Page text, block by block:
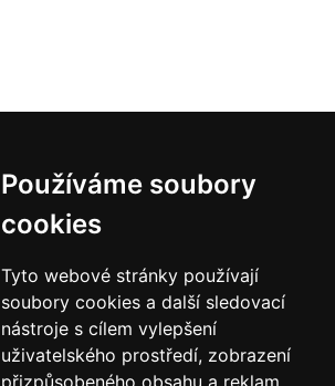
Používáme soubory
cookies
Tyto webové stránky používají
soubory cookies a další sledovací
nástroje s cílem vylepšení
uživatelského prostředí, zobrazení
přizpůsobeného obsahu a reklam,